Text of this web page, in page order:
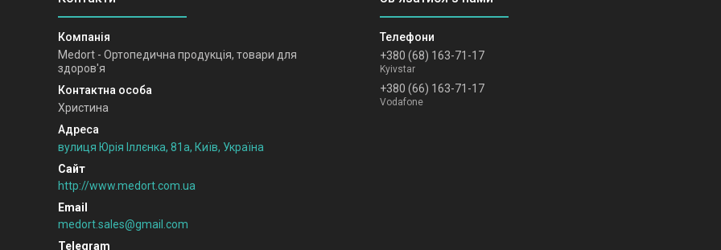
Medort - Ортопедична продукція, товари для
здоров'я
Христина
вулиця Юрія Іллєнка, 81а, Київ, Україна
http://www.medort.com.ua
medort.sales@gmail.com
+380 (68) 163-71-17
Kyivstar
+380 (66) 163-71-17
Vodafone